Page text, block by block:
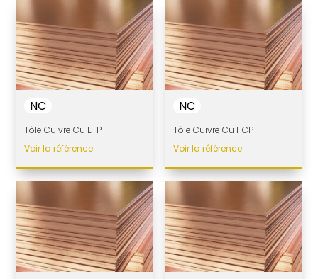
NC
Tôle Cuivre Cu ETP
Voir la référence
NC
Tôle Cuivre Cu HCP
Voir la référence